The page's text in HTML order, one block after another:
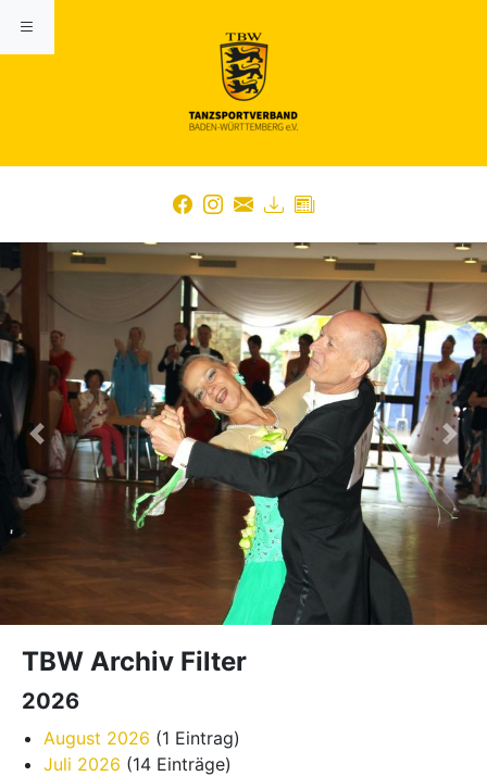
Previous Next
TBW Archiv Filter
2026
August 2026 (1 Eintrag)
Juli 2026 (14 Einträge)